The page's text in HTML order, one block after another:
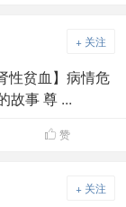
+ 关注
性贫血】病情危
故事 尊 ...
 赞
+ 关注